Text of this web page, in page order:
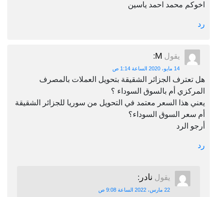
اخوكم محمد احمد ياسين
رد
يقول M
:
14 مايو، 2020 الساعة 1:14 ص
هل تعترف الجزائر الشقيقة بتحويل العملات بالمصرف
المركزي أم بالسوق السوداء ؟
يعني هذا السعر معتمد في التحويل من سوريا للجزائر الشقيقة
أم سعر السوق السوداء؟
أرجو الرد
رد
يقول نادر :
22 مارس، 2022 الساعة 9:08 ص